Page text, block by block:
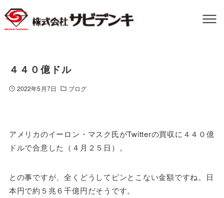
４４０億ドル
2022年5月7日 ブログ
アメリカのイーロン・マスク氏がTwitterの買収に４４０億
ドルで合意した（４月２５日）。
との事ですが、全くどうしてピンとこない金額ですね。日
本円で約５兆６千億円だそうです。